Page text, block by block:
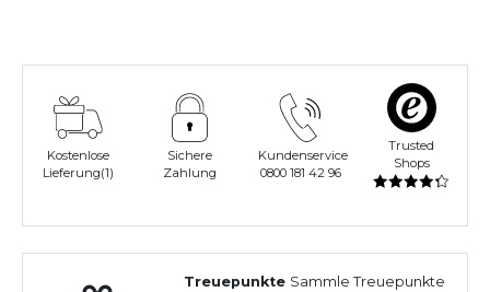
Kostenlose
Lieferung(1)
Sichere
Zahlung
Kundenservice
0800 181 42 96
Trusted
Shops
Treuepunkte Sammle Treuepunkte